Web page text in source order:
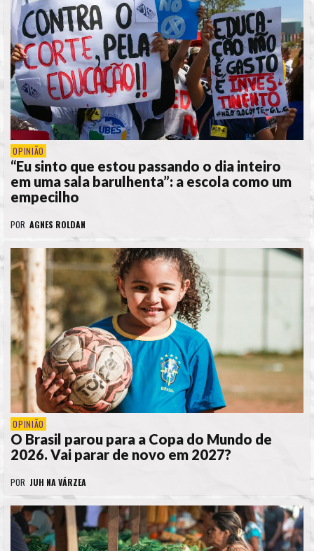
OPINIÃO
“Eu sinto que estou passando o dia inteiro
em uma sala barulhenta”: a escola como um
empecilho
POR AGNES ROLDAN
OPINIÃO
O Brasil parou para a Copa do Mundo de
2026. Vai parar de novo em 2027?
POR JUH NA VÁRZEA